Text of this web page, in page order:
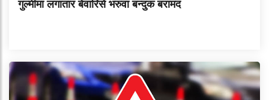
गुल्मीमा लगातार बेवारिसे भरुवा बन्दुक बरामद